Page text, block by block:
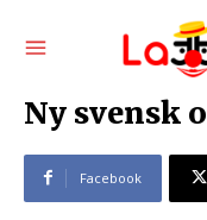
Ny svensk
Facebook